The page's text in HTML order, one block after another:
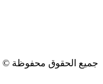
جميع الحقوق محفوظة ©